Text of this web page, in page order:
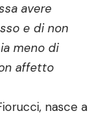
avere
e di non
meno di
affetto
nasce a